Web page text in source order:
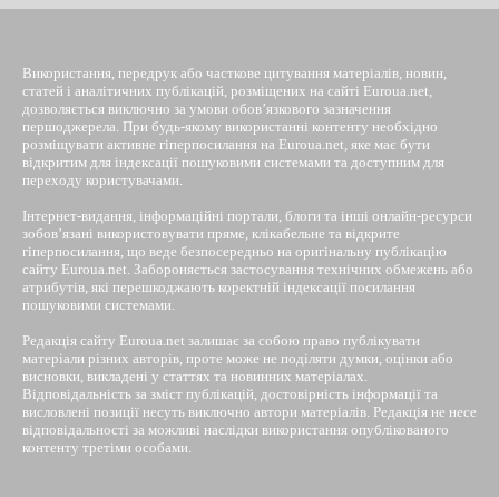
Використання, передрук або часткове цитування матеріалів, новин,
статей і аналітичних публікацій, розміщених на сайті Euroua.net,
дозволяється виключно за умови обов’язкового зазначення
першоджерела. При будь-якому використанні контенту необхідно
розміщувати активне гіперпосилання на Euroua.net, яке має бути
відкритим для індексації пошуковими системами та доступним для
переходу користувачами.
Інтернет-видання, інформаційні портали, блоги та інші онлайн-ресурси
зобов’язані використовувати пряме, клікабельне та відкрите
гіперпосилання, що веде безпосередньо на оригінальну публікацію
сайту Euroua.net. Забороняється застосування технічних обмежень або
атрибутів, які перешкоджають коректній індексації посилання
пошуковими системами.
Редакція сайту Euroua.net залишає за собою право публікувати
матеріали різних авторів, проте може не поділяти думки, оцінки або
висновки, викладені у статтях та новинних матеріалах.
Відповідальність за зміст публікацій, достовірність інформації та
висловлені позиції несуть виключно автори матеріалів. Редакція не несе
відповідальності за можливі наслідки використання опублікованого
контенту третіми особами.